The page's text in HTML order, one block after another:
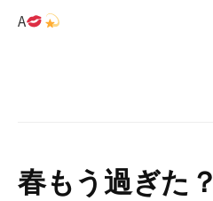
A
春もう過ぎた？